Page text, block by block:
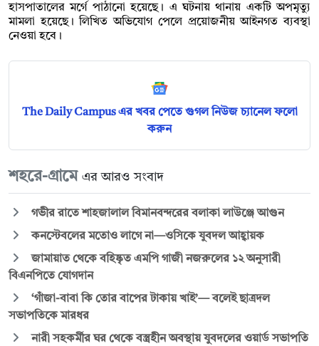
হাসপাতালের মর্গে পাঠানো হয়েছে। এ ঘটনায় থানায় একটি অপমৃত্যু
মামলা হয়েছে। লিখিত অভিযোগ পেলে প্রয়োজনীয় আইনগত ব্যবস্থা
নেওয়া হবে।
The Daily Campus এর খবর পেতে গুগল নিউজ চ্যানেল ফলো
করুন
শহরে-গ্রামে এর আরও সংবাদ
গভীর রাতে শাহজালাল বিমানবন্দরের বলাকা লাউঞ্জে আগুন
কনস্টেবলের মতোও লাগে না—ওসিকে যুবদল আহ্বায়ক
জামায়াত থেকে বহিষ্কৃত এমপি গাজী নজরুলের ১২ অনুসারী
বিএনপিতে যোগদান
‘গাঁজা-বাবা কি তোর বাপের টাকায় খাই’— বলেই ছাত্রদল
সভাপতিকে মারধর
নারী সহকর্মীর ঘর থেকে বস্ত্রহীন অবস্থায় যুবদলের ওয়ার্ড সভাপতি